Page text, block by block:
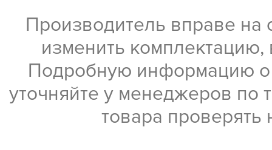
Производитель вправе на
изменить комплектацию,
Подробную информацию о
уточняйте у менеджеров по
товара